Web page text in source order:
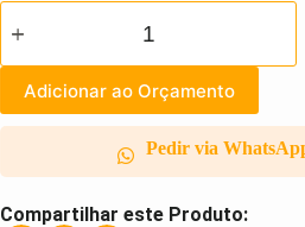
Adicionar ao Orçamento
Pedir via
Compartilhar este Produto: